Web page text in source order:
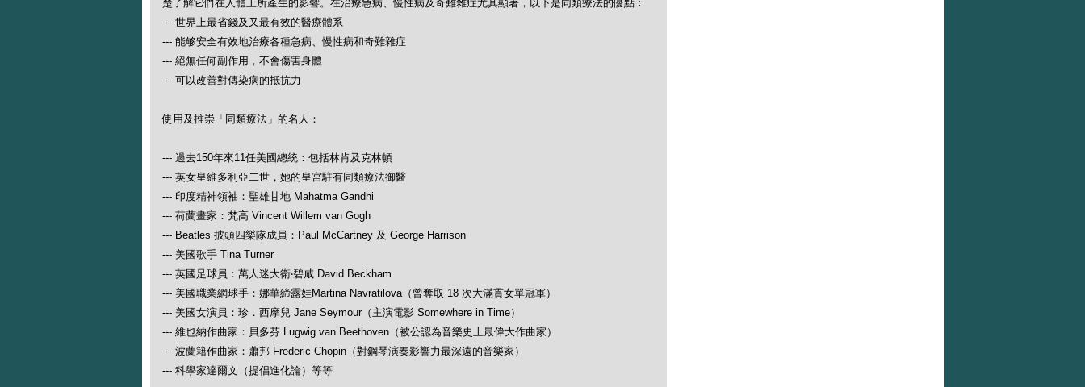
楚了解它們在人體上所產生的影響。在治療急病、慢性病及奇難雜症尤其顯著，以下是同類療法的優點︰
--- 世界上最省錢及又最有效的醫療體系
--- 能够安全有效地治療各種急病、慢性病和奇難雜症
--- 絕無任何副作用，不會傷害身體
--- 可以改善對傳染病的抵抗力
使用及推崇「同類療法」的名人：
--- 過去150年來11任美國總統：包括林肯及克林頓
--- 英女皇維多利亞二世，她的皇宮駐有同類療法御醫
--- 印度精神領袖：聖雄甘地 Mahatma Gandhi
--- 荷蘭畫家：梵高 Vincent Willem van Gogh
--- Beatles 披頭四樂隊成員：Paul McCartney 及 George Harrison
--- 美國歌手 Tina Turner
--- 英國足球員：萬人迷大衛‧碧咸 David Beckham
--- 美國職業網球手：娜華締露娃Martina Navratilova（曾奪取 18 次大滿貫女單冠軍）
--- 美國女演員：珍．西摩兒 Jane Seymour（主演電影 Somewhere in Time）
--- 維也納作曲家：貝多芬 Lugwig van Beethoven（被公認為音樂史上最偉大作曲家）
--- 波蘭籍作曲家：蕭邦 Frederic Chopin（對鋼琴演奏影響力最深遠的音樂家）
--- 科學家達爾文（提倡進化論）等等